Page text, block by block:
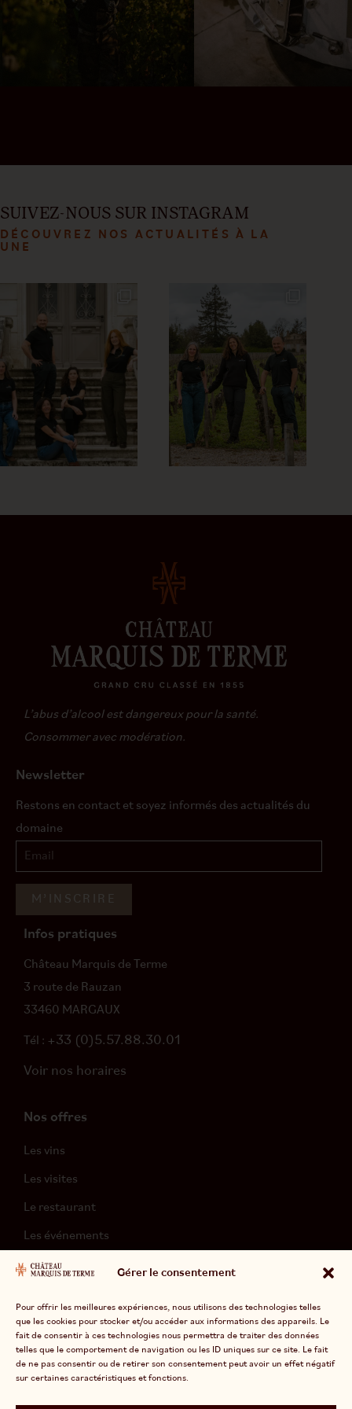
Gérer le consentement
Pour offrir les meilleures expériences, nous utilisons des technologies telles
que les cookies pour stocker et/ou accéder aux informations des appareils. Le
fait de consentir à ces technologies nous permettra de traiter des données
telles que le comportement de navigation ou les ID uniques sur ce site. Le fait
de ne pas consentir ou de retirer son consentement peut avoir un effet négatif
sur certaines caractéristiques et fonctions.
SUIVEZ-NOUS SUR INSTAGRAM
DÉCOUVREZ NOS ACTUALITÉS À LA
UNE
L’abus d’alcool est dangereux pour la santé.
Consommer avec modération.
Newsletter
Restons en contact et soyez informés des actualités du
domaine
M’INSCRIRE
Infos pratiques
Château Marquis de Terme
3 route de Rauzan
33460 MARGAUX
Tél : +33 (0)5.57.88.30.01
Voir nos horaires
Nos offres
Les vins
Les visites
Le restaurant
Les événements
L’hébergement
© 2026 Marquis de Terme –Divinemenciel